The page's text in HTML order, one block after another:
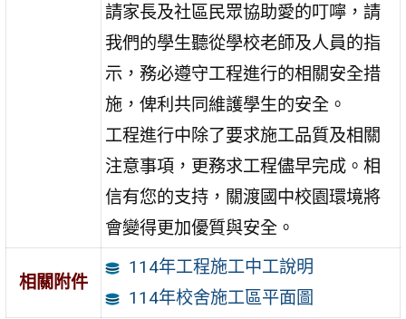
請家長及社區民眾協助愛的叮嚀，請
我們的學生聽從學校老師及人員的指
示，務必遵守工程進行的相關安全措
施，俾利共同維護學生的安全。
工程進行中除了要求施工品質及相關
注意事項，更務求工程儘早完成。相
信有您的支持，關渡國中校園環境將
會變得更加優質與安全。
相關附件
114年工程施工中工說明
114年校舍施工區平面圖